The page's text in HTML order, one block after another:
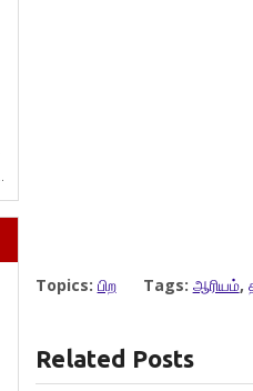
Topics: பிற Tags: ஆரியம்,
Related Posts